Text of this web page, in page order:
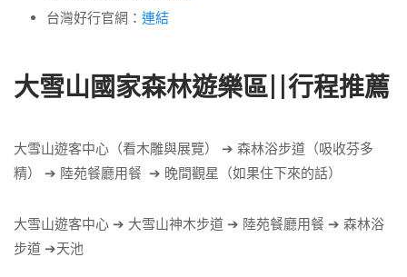
台灣好行官網： 連結
大雪山國家森林遊樂區||行程推薦
大雪山遊客中心（看木雕與展覽） ➔ 森林浴步道（吸收芬多
精） ➔ 陸苑餐廳用餐 ➔ 晚間觀星（如果住下來的話）
大雪山遊客中心 ➔ 大雪山神木步道 ➔ 陸苑餐廳用餐 ➔ 森林浴
步道 ➔天池